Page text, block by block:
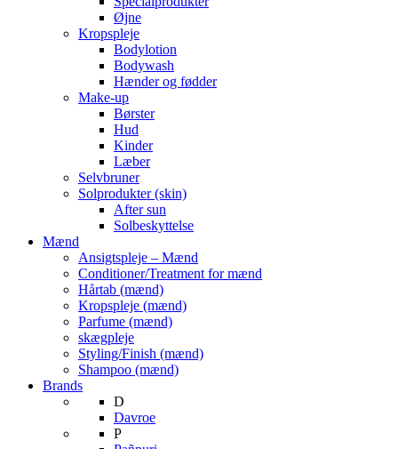
Øjne
Kropspleje
Bodylotion
Bodywash
Hænder og fødder
Make-up
Børster
Hud
Kinder
Læber
Selvbruner
Solprodukter (skin)
After sun
Solbeskyttelse
Mænd
Ansigtspleje – Mænd
Conditioner/Treatment for mænd
Hårtab (mænd)
Kropspleje (mænd)
Parfume (mænd)
skægpleje
Styling/Finish (mænd)
Shampoo (mænd)
Brands
D
Davroe
P